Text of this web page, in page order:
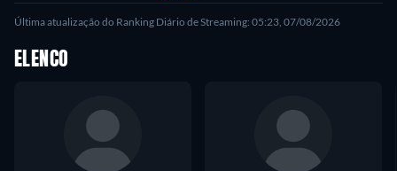
Última atualização do Ranking Diário de Streaming: 05:23, 07/08/2026
ELENCO